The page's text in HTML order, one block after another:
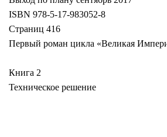
ISBN 978-5-17-983052-8
Страниц 416
Первый роман цикла «Великая
Книга 2
Техническое решение